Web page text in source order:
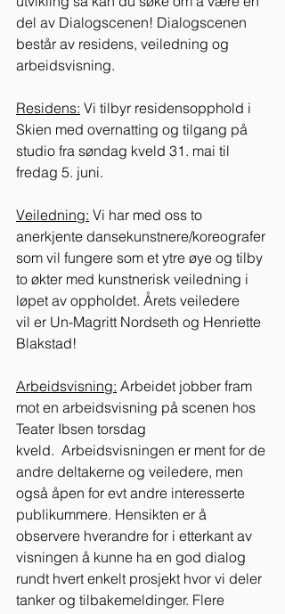
del av Dialogscenen! Dialogscenen
består av residens, veiledning og
arbeidsvisning.
Residens: Vi tilbyr residensopphold i
Skien med overnatting og tilgang på
studio fra søndag kveld 31. mai til
fredag 5. juni.
Veiledning: Vi har med oss to
anerkjente dansekunstnere/koreografer
som vil fungere som et ytre øye og tilby
to økter med kunstnerisk veiledning i
løpet av oppholdet. Årets veiledere
vil er Un-Magritt Nordseth og Henriette
Blakstad!
Arbeidsvisning: Arbeidet jobber fram
mot en arbeidsvisning på scenen hos
Teater Ibsen torsdag
kveld.  Arbeidsvisningen er ment for de
andre deltakerne og veiledere, men
også åpen for evt andre interesserte
publikummere. Hensikten er å
observere hverandre for i etterkant av
visningen å kunne ha en god dialog
rundt hvert enkelt prosjekt hvor vi deler
tanker og tilbakemeldinger. Flere